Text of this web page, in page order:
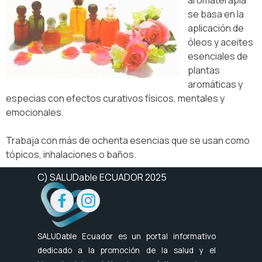
se basa en la
aplicación de
óleos y aceites
esenciales de
plantas
aromáticas y
especias con efectos curativos físicos, mentales y
emocionales.
Trabaja con más de ochenta esencias que se usan como
tópicos, inhalaciones o baños.
C) SALUDable ECUADOR 2025
SALUDable Ecuador es un portal informativo
dedicado a la promoción de la salud y el